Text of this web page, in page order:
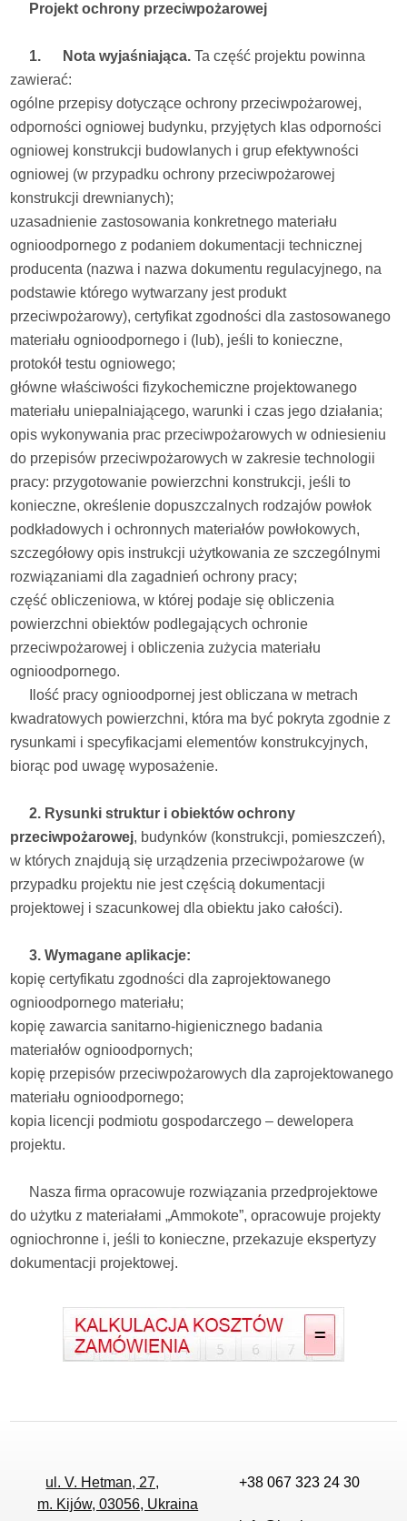
Projekt ochrony przeciwpożarowej
1. Nota wyjaśniająca.Ta część projektu powinna
zawierać:
ogólne przepisy dotyczące ochrony przeciwpożarowej,
odporności ogniowej budynku, przyjętych klas odporności
ogniowej konstrukcji budowlanych i grup efektywności
ogniowej (w przypadku ochrony przeciwpożarowej
konstrukcji drewnianych);
uzasadnienie zastosowania konkretnego materiału
ognioodpornego z podaniem dokumentacji technicznej
producenta (nazwa i nazwa dokumentu regulacyjnego, na
podstawie którego wytwarzany jest produkt
przeciwpożarowy), certyfikat zgodności dla zastosowanego
materiału ognioodpornego i (lub), jeśli to konieczne,
protokół testu ogniowego;
główne właściwości fizykochemiczne projektowanego
materiału uniepalniającego, warunki i czas jego działania;
opis wykonywania prac przeciwpożarowych w odniesieniu
do przepisów przeciwpożarowych w zakresie technologii
pracy: przygotowanie powierzchni konstrukcji, jeśli to
konieczne, określenie dopuszczalnych rodzajów powłok
podkładowych i ochronnych materiałów powłokowych,
szczegółowy opis instrukcji użytkowania ze szczególnymi
rozwiązaniami dla zagadnień ochrony pracy;
część obliczeniowa, w której podaje się obliczenia
powierzchni obiektów podlegających ochronie
przeciwpożarowej i obliczenia zużycia materiału
ognioodpornego.
Ilość pracy ognioodpornej jest obliczana w metrach
kwadratowych powierzchni, która ma być pokryta zgodnie z
rysunkami i specyfikacjami elementów konstrukcyjnych,
biorąc pod uwagę wyposażenie.
2. Rysunki struktur i obiektów ochrony
przeciwpożarowej, budynków (konstrukcji, pomieszczeń),
w których znajdują się urządzenia przeciwpożarowe (w
przypadku projektu nie jest częścią dokumentacji
projektowej i szacunkowej dla obiektu jako całości).
3. Wymagane aplikacje:
kopię certyfikatu zgodności dla zaprojektowanego
ognioodpornego materiału;
kopię zawarcia sanitarno-higienicznego badania
materiałów ognioodpornych;
kopię przepisów przeciwpożarowych dla zaprojektowanego
materiału ognioodpornego;
kopia licencji podmiotu gospodarczego – dewelopera
projektu.
Nasza firma opracowuje rozwiązania przedprojektowe
do użytku z materiałami „Ammokote”, opracowuje projekty
ogniochronne i, jeśli to konieczne, przekazuje ekspertyzy
dokumentacji projektowej.
ul. V. Hetman, 27,
m. Kijów, 03056, Ukraina
+38 067 323 24 30